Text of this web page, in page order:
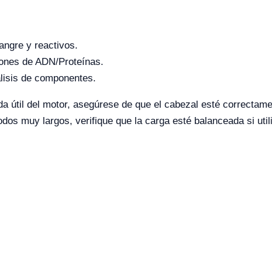
y reactivos.
de ADN/Proteínas.
de componentes.
útil del motor, asegúrese de que el cabezal esté
muy largos, verifique que la carga esté balanceada si